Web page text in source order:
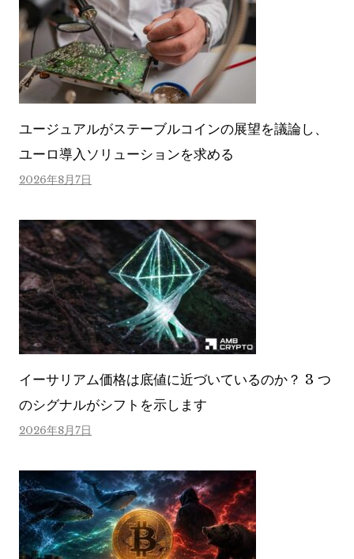
ユージュアルがステーブルコインの展望を議論し、
ユーロ導入ソリューションを求める
2026年8月7日
イーサリアム価格は底値に近づいているのか？ 3 つ
のシグナルがシフトを示します
2026年8月7日